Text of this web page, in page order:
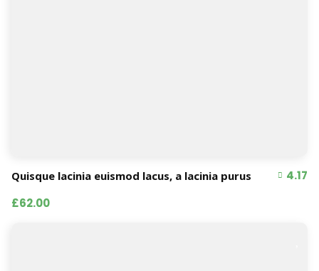
Quisque lacinia euismod lacus, a lacinia purus
4.17
£62.00